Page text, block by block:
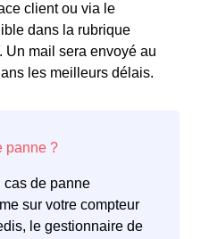
client ou via le
dans la rubrique
Un mail sera envoyé au
les meilleurs délais.
cas de panne
sur votre compteur
le gestionnaire de